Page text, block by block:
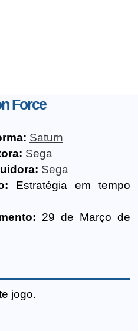
Force
Saturn
Sega
Sega
Estratégia em tempo
29 de Março de
jogo.